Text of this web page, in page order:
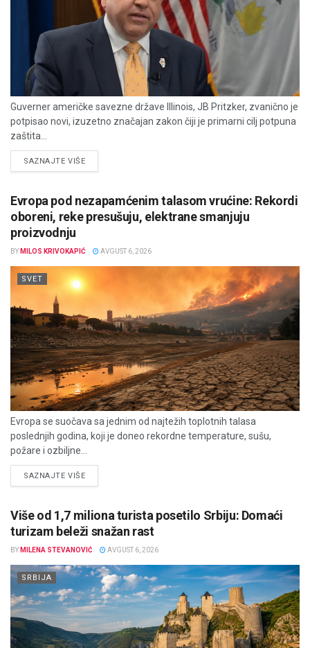
Guverner američke savezne države Illinois, JB Pritzker, zvanično je
potpisao novi, izuzetno značajan zakon čiji je primarni cilj potpuna
zaštita...
SAZNAJTE VIŠEDETAILS
Evropa pod nezapamćenim talasom vrućine: Rekordi
oboreni, reke presušuju, elektrane smanjuju
proizvodnju
BY MILOS KRIVOKAPIĆ AVGUST 6, 2026
SVET
Evropa se suočava sa jednim od najtežih toplotnih talasa
poslednjih godina, koji je doneo rekordne temperature, sušu,
požare i ozbiljne...
SAZNAJTE VIŠEDETAILS
Više od 1,7 miliona turista posetilo Srbiju: Domaći
turizam beleži snažan rast
BY MILENA STEVANOVIĆ AVGUST 6, 2026
SRBIJA